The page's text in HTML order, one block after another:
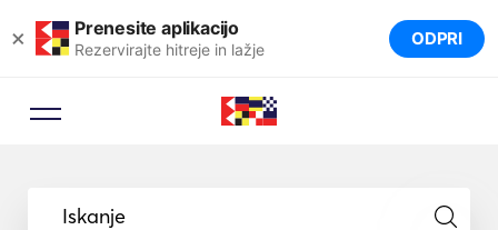
× Prenesite aplikacijo
Rezervirajte hitreje in lažje ODPRI
Iskanje